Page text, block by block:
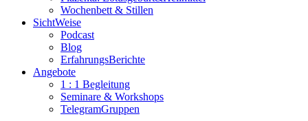
Wochenbett & Stillen
SichtWeise
Podcast
Blog
ErfahrungsBerichte
Angebote
1 : 1 Begleitung
Seminare & Workshops
TelegramGruppen